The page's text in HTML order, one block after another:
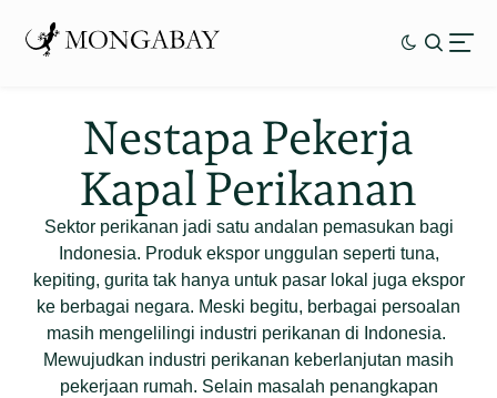
Nestapa Pekerja
Kapal Perikanan
Sektor perikanan jadi satu andalan pemasukan bagi
Indonesia. Produk ekspor unggulan seperti tuna,
kepiting, gurita tak hanya untuk pasar lokal juga ekspor
ke berbagai negara. Meski begitu, berbagai persoalan
masih mengelilingi industri perikanan di Indonesia.
Mewujudkan industri perikanan keberlanjutan masih
pekerjaan rumah. Selain masalah penangkapan